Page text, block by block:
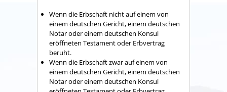
Wenn die Erbschaft nicht auf einem von
einem deutschen Gericht, einem deutschen
Notar oder einem deutschen Konsul
eröffneten Testament oder Erbvertrag
beruht.
Wenn die Erbschaft zwar auf einem von
einem deutschen Gericht, einem deutschen
Notar oder einem deutschen Konsul